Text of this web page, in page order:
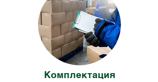
Комплектация